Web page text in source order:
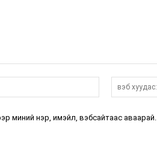
мэйл:*
миний нэр, имэйл, вэбсайтаас аваарай.